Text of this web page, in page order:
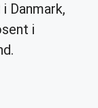
Danmark,
i